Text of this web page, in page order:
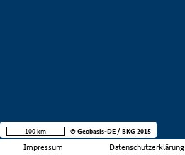
Impressum Datenschutzerklärung
100 km © Geobasis-DE / BKG 2015